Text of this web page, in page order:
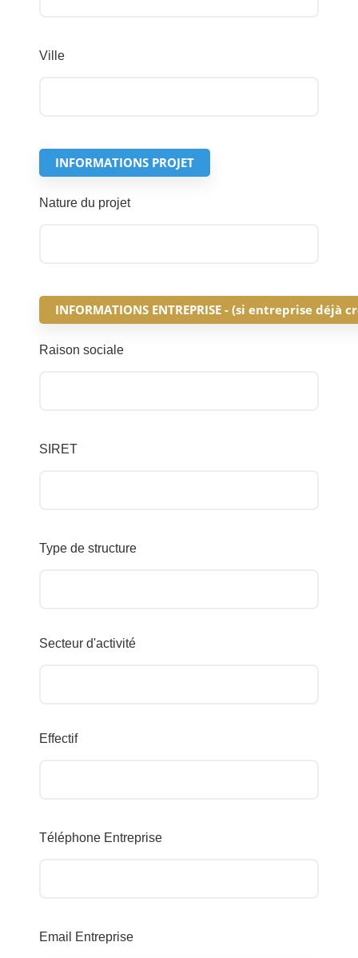
Ville
INFORMATIONS PROJET
Nature du projet
INFORMATIONS ENTREPRISE - (si entreprise déjà
Raison sociale
SIRET
Type de structure
Secteur d'activité
Effectif
Téléphone Entreprise
Email Entreprise